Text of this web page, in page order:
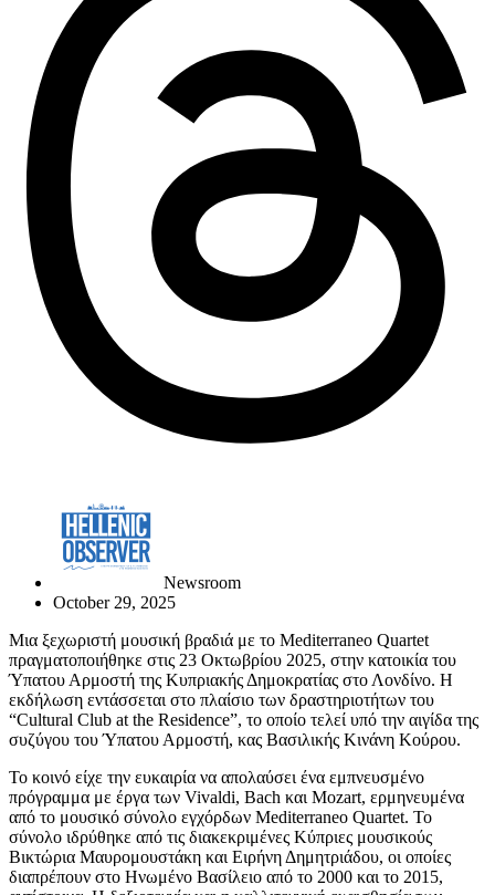
Newsroom
October 29, 2025
Μια ξεχωριστή μουσική βραδιά με το Mediterraneo Quartet
πραγματοποιήθηκε στις 23 Οκτωβρίου 2025, στην κατοικία του
Ύπατου Αρμοστή της Κυπριακής Δημοκρατίας στο Λονδίνο. Η
εκδήλωση εντάσσεται στο πλαίσιο των δραστηριοτήτων του
“Cultural Club at the Residence”, το οποίο τελεί υπό την αιγίδα της
συζύγου του Ύπατου Αρμοστή, κας Βασιλικής Κινάνη Κούρου.
Το κοινό είχε την ευκαιρία να απολαύσει ένα εμπνευσμένο
πρόγραμμα με έργα των Vivaldi, Bach και Mozart, ερμηνευμένα
από το μουσικό σύνολο εγχόρδων Mediterraneo Quartet. Το
σύνολο ιδρύθηκε από τις διακεκριμένες Κύπριες μουσικούς
Βικτώρια Μαυρομουστάκη και Ειρήνη Δημητριάδου, οι οποίες
διαπρέπουν στο Ηνωμένο Βασίλειο από το 2000 και το 2015,